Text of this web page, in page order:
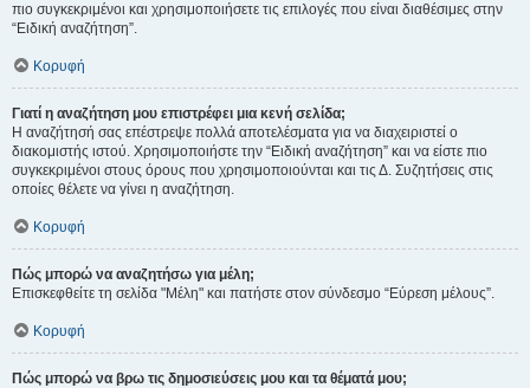
πιο συγκεκριμένοι και χρησιμοποιήσετε τις επιλογές που είναι διαθέσιμες στην
“Ειδική αναζήτηση”.
Κορυφή
Γιατί η αναζήτηση μου επιστρέφει μια κενή σελίδα;
Η αναζήτησή σας επέστρεψε πολλά αποτελέσματα για να διαχειριστεί ο
διακομιστής ιστού. Χρησιμοποιήστε την “Ειδική αναζήτηση” και να είστε πιο
συγκεκριμένοι στους όρους που χρησιμοποιούνται και τις Δ. Συζητήσεις στις
οποίες θέλετε να γίνει η αναζήτηση.
Κορυφή
Πώς μπορώ να αναζητήσω για μέλη;
Επισκεφθείτε τη σελίδα "Μέλη" και πατήστε στον σύνδεσμο “Εύρεση μέλους”.
Κορυφή
Πώς μπορώ να βρω τις δημοσιεύσεις μου και τα θέματά μου;